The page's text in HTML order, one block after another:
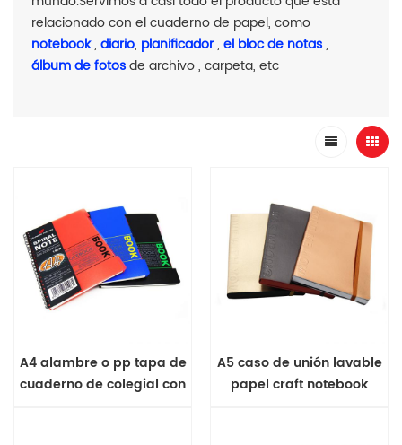
relacionado con el cuaderno de papel, como
notebook, diario, planificador, el bloc de notas,
álbum de fotosde archivo , carpeta, etc
A4 alambre o pp tapa de
cuaderno de colegial con
A5 caso de unión lavable
papel craft notebook